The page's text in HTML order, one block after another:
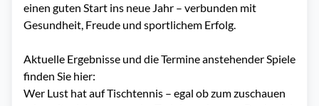
einen guten Start ins neue Jahr – verbunden mit
Gesundheit, Freude und sportlichem Erfolg.
Aktuelle Ergebnisse und die Termine anstehender Spiele
finden Sie hier:
Wer Lust hat auf Tischtennis – egal ob zum zuschauen